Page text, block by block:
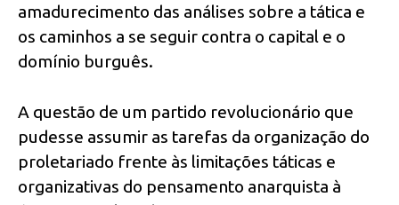
amadurecimento das análises sobre a tática e
os caminhos a se seguir contra o capital e o
domínio burguês.
A questão de um partido revolucionário que
pudesse assumir as tarefas da organização do
proletariado frente às limitações táticas e
organizativas do pensamento anarquista à